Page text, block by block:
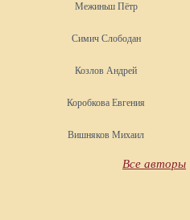
Межиньш Пётр
Симич Слободан
Козлов Андрей
Коробкова Евгения
Вишняков Михаил
Все авторы